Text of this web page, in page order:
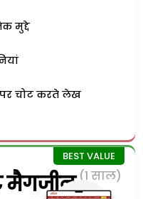
मुद्दे
चोट करते लेख
मैगजीन (1 साल)